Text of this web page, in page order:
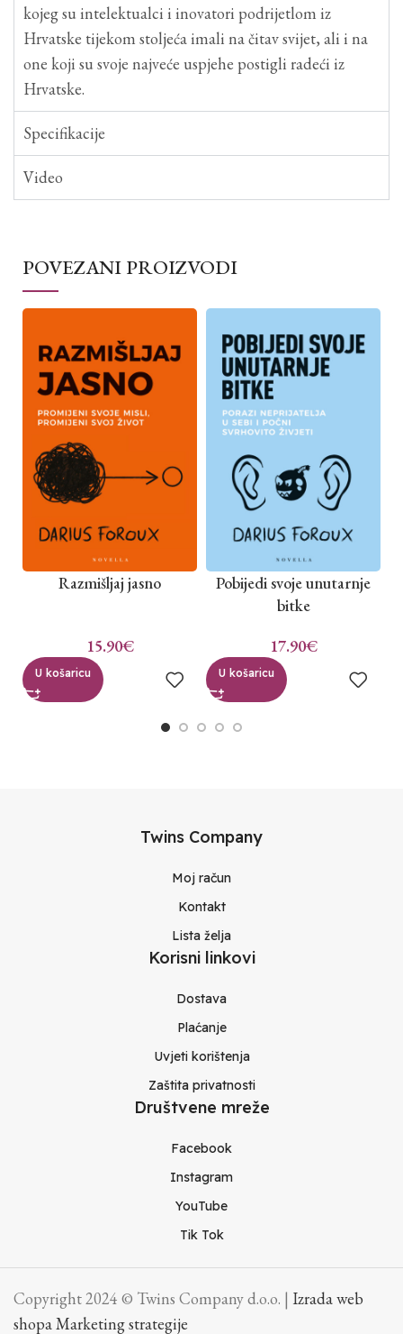
kojeg su intelektualci i inovatori podrijetlom iz
Hrvatske tijekom stoljeća imali na čitav svijet, ali i na
one koji su svoje najveće uspjehe postigli radeći iz
Hrvatske.
Specifikacije
Video
POVEZANI PROIZVODI
Razmišljaj jasno
15.90€
U košaricu
Pobijedi svoje unutarnje
bitke
17.90€
U košaricu
Twins Company
Moj račun
Kontakt
Lista želja
Korisni linkovi
Dostava
Plaćanje
Uvjeti korištenja
Zaštita privatnosti
Društvene mreže
Facebook
Instagram
YouTube
Tik Tok
Copyright 2024 © Twins Company d.o.o. | Izrada web
shopa Marketing strategije